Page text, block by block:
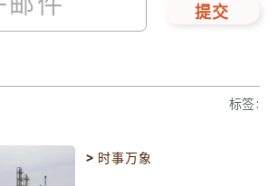
提交
标签:
> 时事万象